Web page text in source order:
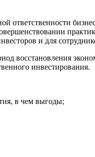
ответственности
и для
восстановления
инвестирования.
в чем выгоды;